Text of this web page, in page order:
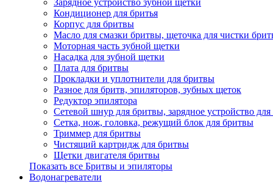
Зарядное устройство зубной щетки
Кондиционер для бритья
Корпус для бритвы
Масло для смазки бритвы, щеточка для чистки
Моторная часть зубной щетки
Насадка для зубной щетки
Плата для бритвы
Прокладки и уплотнители для бритвы
Разное для бритв, эпиляторов, зубных щеток
Редуктор эпилятора
Сетевой шнур для бритвы, зарядное устройство
Сетка, нож, головка, режущий блок для бритвы
Триммер для бритвы
Чистящий картридж для бритвы
Щетки двигателя бритвы
Показать все Бритвы и эпиляторы
Водонагреватели